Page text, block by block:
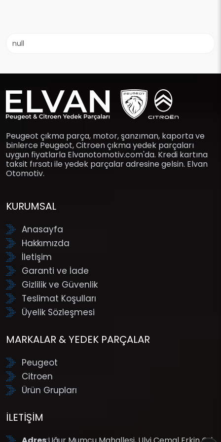
null
Peugeot çıkma parça, motor, şanzıman, kaporta ve
binlerce Peugeot, Citroen çıkma yedek parçaları
uygun fiyatlarla Elvanotomotiv.com'da. Kredi kartına
taksit fırsatı ile yedek parçalar adresine gelsin. Elvan
Otomotiv.
KURUMSAL
Anasayfa
Hakkımızda
İletişim
Garanti ve İade
Gizlilik ve Güvenlik
Teslimat Koşulları
Üyelik Sözleşmesi
MARKALAR & YEDEK PARÇALAR
Peugeot
Citroen
Ürün Grupları
İLETIŞIM